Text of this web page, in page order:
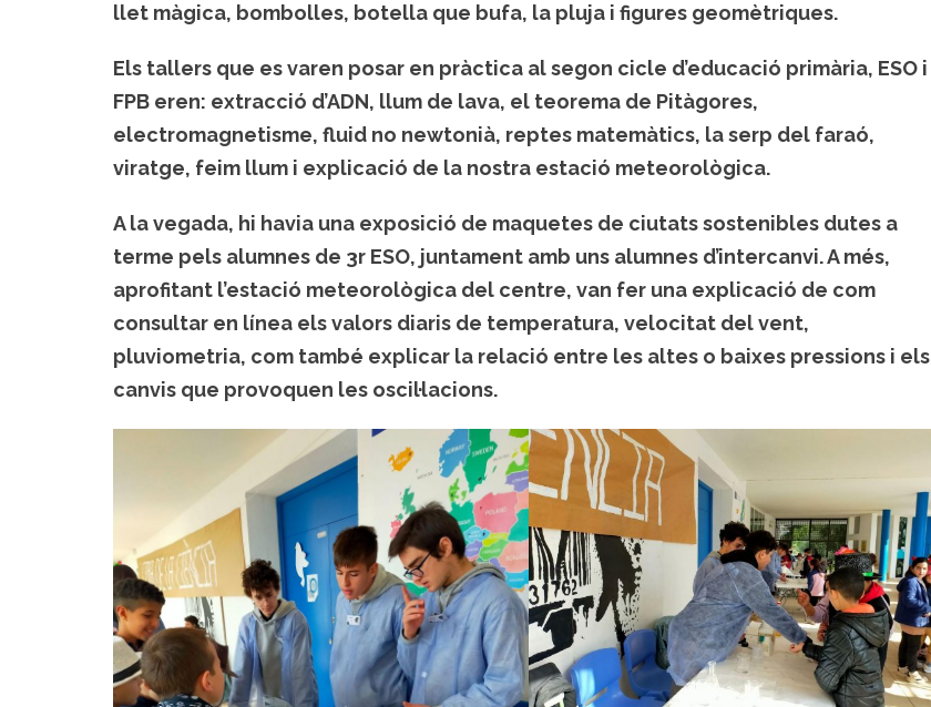
llet màgica, bombolles, botella que bufa, la pluja i figures geomètriques.
Els tallers que es varen posar en pràctica al segon cicle d’educació primària, ESO i
FPB eren: extracció d’ADN, llum de lava, el teorema de Pitàgores,
electromagnetisme, fluid no newtonià, reptes matemàtics, la serp del faraó,
viratge, feim llum i explicació de la nostra estació meteorològica.
A la vegada, hi havia una exposició de maquetes de ciutats sostenibles dutes a
terme pels alumnes de 3r ESO, juntament amb uns alumnes d’intercanvi. A més,
aprofitant l’estació meteorològica del centre, van fer una explicació de com
consultar en línea els valors diaris de temperatura, velocitat del vent,
pluviometria, com també explicar la relació entre les altes o baixes pressions i els
canvis que provoquen les oscil·lacions.